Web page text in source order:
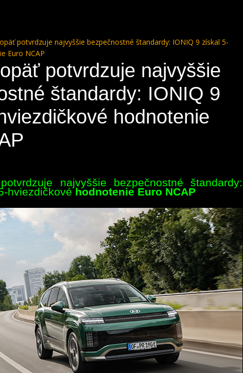
potvrdzuje najvyššie bezpečnostné štandardy: IONIQ 9 získal 5-
Euro NCAP
potvrdzuje najvyššie
štandardy: IONIQ 9
hodnotenie
najvyššie bezpečnostné štandardy:
hviezdičkovéhodnotenie Euro NCAP